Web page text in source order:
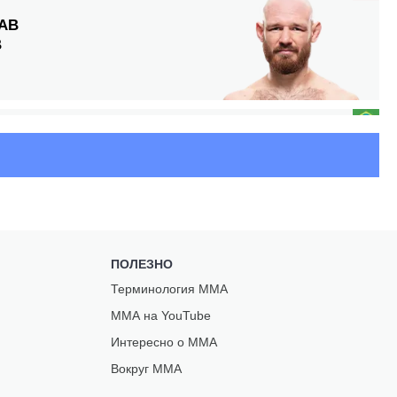
ПОЛЕЗНО
Терминология ММА
ММА на YouTube
Интересно о ММА
Вокруг ММА